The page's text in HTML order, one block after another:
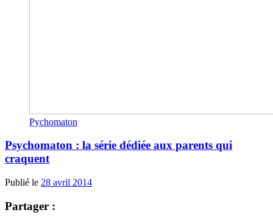
Pychomaton
Psychomaton : la série dédiée aux parents qui
craquent
Publié le 28 avril 2014
Partager :